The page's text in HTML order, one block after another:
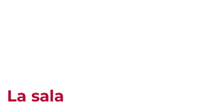
La sala